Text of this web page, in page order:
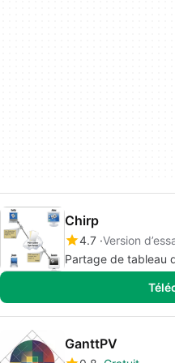
Chirp
4.7 Version
Partage de tableau
GanttPV